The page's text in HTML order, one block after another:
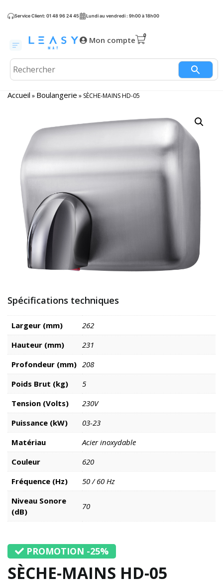
Service Client: 01 48 96 24 45 Lundi au vendredi : 9h00 à 18h00
Mon compte
Accueil » Boulangerie » SÈCHE-MAINS HD-05
Spécifications techniques
Largeur (mm)
262
Hauteur (mm)
231
Profondeur (mm) 208
Poids Brut (kg)
5
Tension (Volts)
230V
Puissance (kW)
03-23
Matériau
Acier inoxydable
Couleur
620
Fréquence (Hz)
50 / 60 Hz
Niveau Sonore
(dB)
70
SÈCHE-MAINS HD-05
PROMOTION -25%